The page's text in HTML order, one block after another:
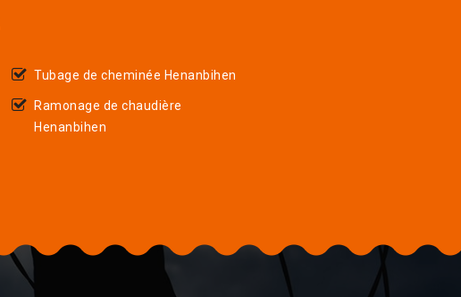
Tubage de cheminée Henanbihen
Ramonage de chaudière
Henanbihen